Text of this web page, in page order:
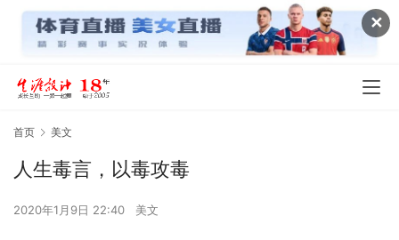
✕
首页 美文
人生毒言，以毒攻毒
2020年1月9日 22:40 美文